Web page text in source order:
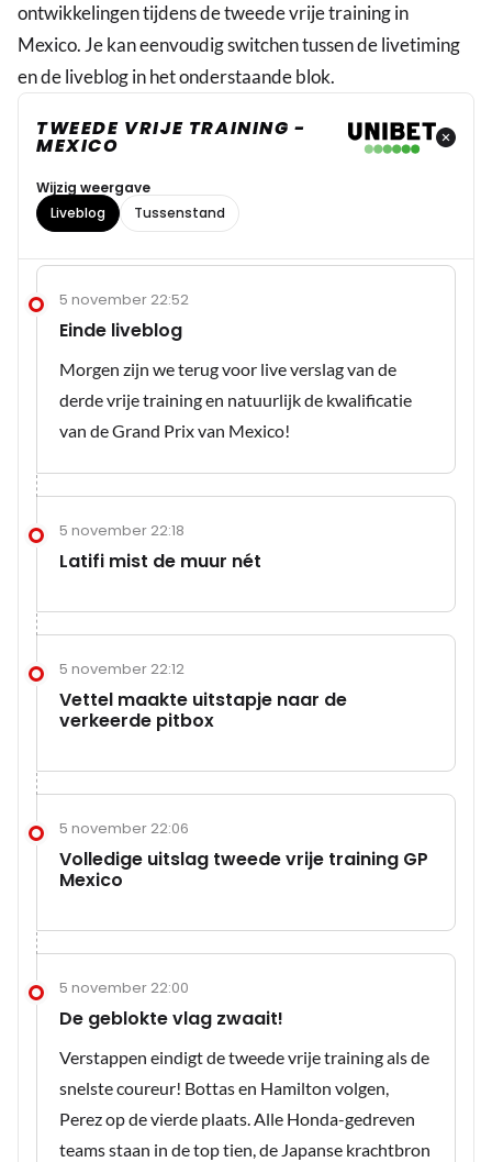
ontwikkelingen tijdens de tweede vrije training in
Mexico. Je kan eenvoudig switchen tussen de livetiming
en de liveblog in het onderstaande blok.
TWEEDE VRIJE TRAINING -
MEXICO
Wijzig weergave
Liveblog
Tussenstand
5 november 22:52
Einde liveblog
Morgen zijn we terug voor live verslag van de
derde vrije training en natuurlijk de kwalificatie
van de Grand Prix van Mexico!
5 november 22:18
Latifi mist de muur nét
5 november 22:12
Vettel maakte uitstapje naar de
verkeerde pitbox
5 november 22:06
Volledige uitslag tweede vrije training GP
Mexico
5 november 22:00
De geblokte vlag zwaait!
Verstappen eindigt de tweede vrije training als de
snelste coureur! Bottas en Hamilton volgen,
Perez op de vierde plaats. Alle Honda-gedreven
teams staan in de top tien, de Japanse krachtbron